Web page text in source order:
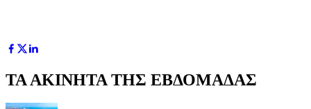
ΤΑ ΑΚΙΝΗΤΑ ΤΗΣ ΕΒΔΟΜΑΔΑΣ